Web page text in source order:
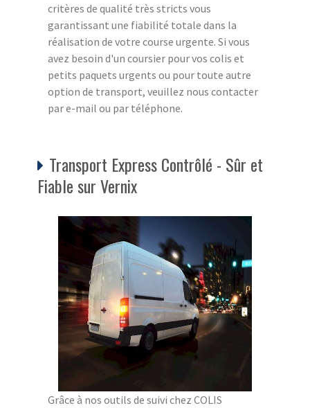
critères de qualité très stricts vous
garantissant une fiabilité totale dans la
réalisation de votre course urgente. Si vous
avez besoin d'un coursier pour vos colis et
petits paquets urgents ou pour toute autre
option de transport, veuillez nous contacter
par e-mail ou par téléphone.
Transport Express Contrôlé - Sûr et
Fiable sur Vernix
Grâce à nos outils de suivi chez COLIS